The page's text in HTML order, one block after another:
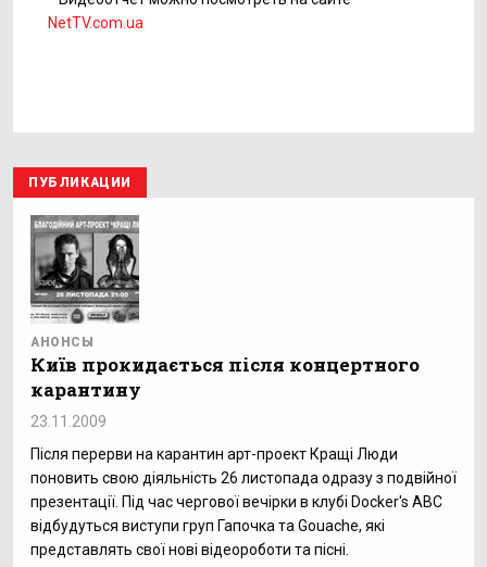
NetTV.com.ua
ПУБЛИКАЦИИ
АНОНСЫ
Київ прокидається після концертного
карантину
23.11.2009
Після перерви на карантин арт-проект Кращі Люди
поновить свою діяльність 26 листопада одразу з подвійної
презентації. Під час чергової вечірки в клубі Docker's ABC
відбудуться виступи груп Гапочка та Gouache, які
представлять свої нові відеороботи та пісні.